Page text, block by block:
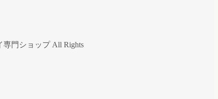
門ショップ All Rights